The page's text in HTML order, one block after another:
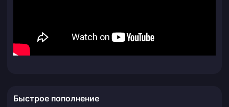
Быстрое пополнение